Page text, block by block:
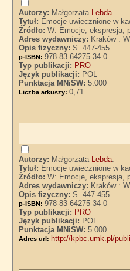
Autorzy: Małgorzata Lebda.
Tytuł: Emocje uwiecznione w
Źródło:W: Emocje, ekspresja,
Adres wydawniczy: Kraków :
Opis fizyczny:S. 447-455
p-ISBN:978-83-64275-34-0
Typ publikacji: PRO
Język publikacji: POL
Punktacja MNiSW:5.000
Liczba arkuszy:0,71
Autorzy: Małgorzata Lebda.
Tytuł: Emocje uwiecznione w
Źródło:W: Emocje, ekspresja,
Adres wydawniczy: Kraków :
Opis fizyczny:S. 447-455
p-ISBN:978-83-64275-34-0
Typ publikacji: PRO
Język publikacji: POL
Punktacja MNiSW:5.000
Adres url: http://kpbc.umk.pl/